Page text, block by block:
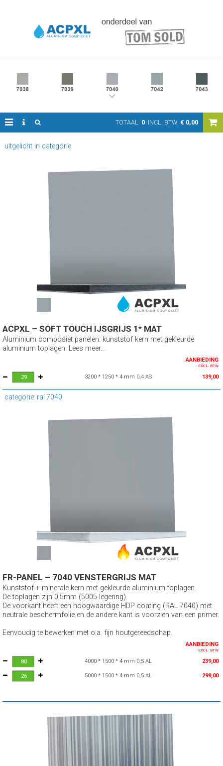
TOTAAL: 0 INCL. BTW: € 0,00
uitgelicht in categorie
ACPXL – SOFT TOUCH IJSGRIJS 1* MAT
Aluminium composiet panelen: kunststof kern met gekleurde
aluminium toplagen. Lees meer...
AANBIEDING
EXCL. BTW
3200 * 1250 * 4 mm 0,4 AS 139,00
categorie: ral 7040
FR-PANEL – 7040 VENSTERGRIJS MAT
Kunststof + minerale kern met gekleurde aluminium toplagen.
De toplagen zijn 0,5mm (5005 legering).
De voorkant heeft een hoogwaardige HDP coating (RAL 7040) met
neutrale beschermfolie en de andere kant is voorzien van een primer.
Eenvoudig te bewerken met o.a. fijn houtgereedschap.
AANBIEDING
EXCL. BTW
4000 * 1500 * 4 mm 0,5 AL 239,00
5000 * 1500 * 4 mm 0,5 AL 299,00